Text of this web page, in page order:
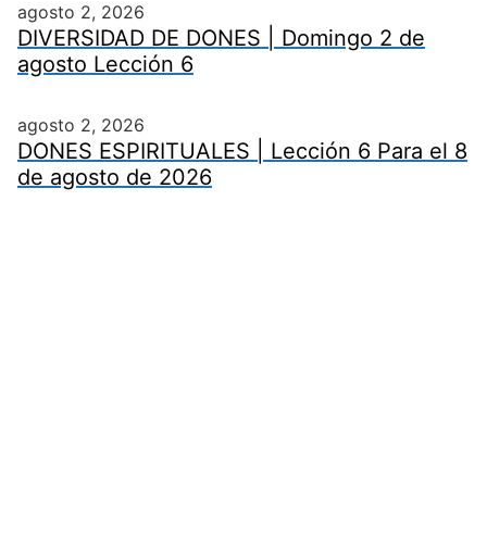
agosto 2, 2026
DIVERSIDAD DE DONES | Domingo 2 de
agosto Lección 6
agosto 2, 2026
DONES ESPIRITUALES | Lección 6 Para el 8
de agosto de 2026